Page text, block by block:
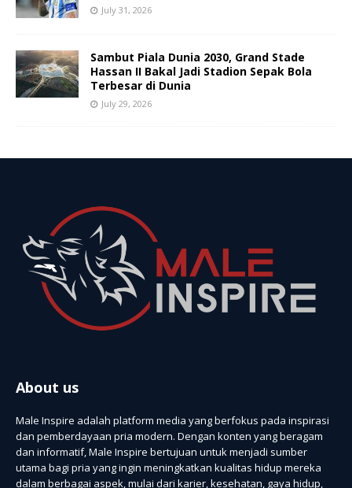
July 31, 2026
Sambut Piala Dunia 2030, Grand Stade
Hassan II Bakal Jadi Stadion Sepak Bola
Terbesar di Dunia
July 29, 2026
About us
Male Inspire adalah platform media yang berfokus pada inspirasi
dan pemberdayaan pria modern. Dengan konten yang beragam
dan informatif, Male Inspire bertujuan untuk menjadi sumber
utama bagi pria yang ingin meningkatkan kualitas hidup mereka
dalam berbagai aspek, mulai dari karier, kesehatan, gaya hidup,